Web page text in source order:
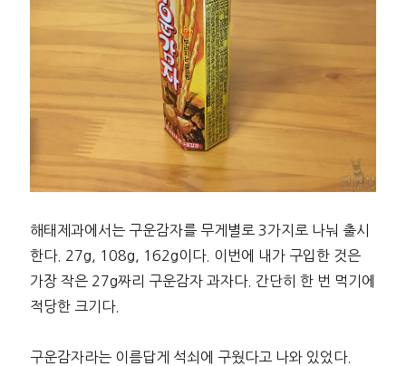
해태제과에서는 구운감자를 무게별로 3가지로 나눠 출시
한다. 27g, 108g, 162g이다. 이번에 내가 구입한 것은
가장 작은 27g짜리 구운감자 과자다. 간단히 한 번 먹기에
적당한 크기다.
구운감자라는 이름답게 석쇠에 구웠다고 나와 있었다.